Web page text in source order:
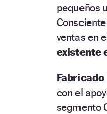
pequeños
ventas en
existente
con el
segmento